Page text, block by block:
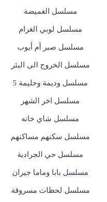
مسلسل الغميضة
مسلسل لوبي الغرام
مسلسل صبر أم أيوب
مسلسل الخروج الى البئر
مسلسل وديمة وحليمة 5
مسلسل اخر الشهر
مسلسل شاي خانه
مسلسل سكنهم مساكنهم
مسلسل حي الجرادية
مسلسل بابا وماما جيران
مسلسل لحظات مسروقة